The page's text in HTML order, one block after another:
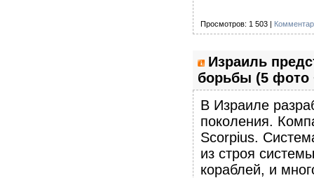
Просмотров: 1 503 |
Израиль
борьбы (5 фото
В Израиле
поколения.
Scorpius.
из строя
кораблей, и